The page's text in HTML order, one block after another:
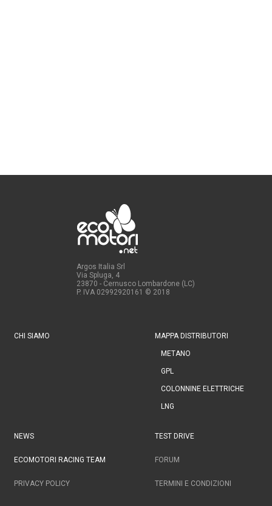
Argos Italia Srl
Via Spluga, 4
23870 - Cernusco Lombardone (LC)
P. IVA 02992920161 © 2018
CHI SIAMO MAPPA DISTRIBUTORI
METANO
GPL
COLONNINE ELETTRICHE
LNG
NEWS TEST DRIVE
ECOMOTORI RACING TEAM FORUM
PRIVACY POLICY TERMINI E CONDIZIONI